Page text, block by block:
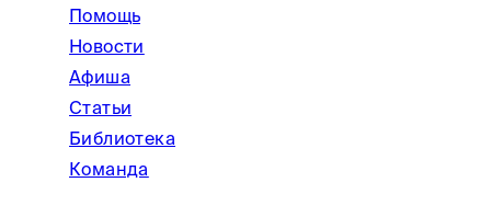
Помощь
Новости
Афиша
Статьи
Библиотека
Команда